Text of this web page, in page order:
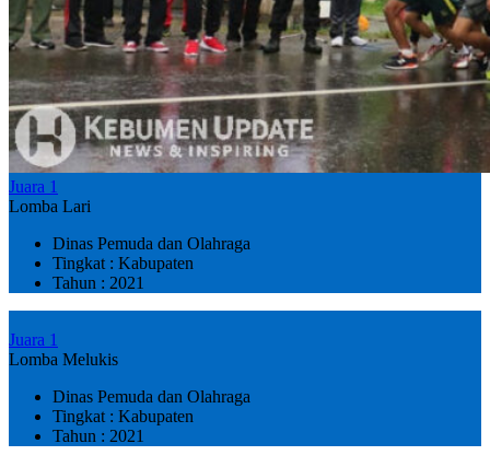
Juara 1
Lomba Lari
Dinas Pemuda dan Olahraga
Tingkat : Kabupaten
Tahun : 2021
Juara 1
Lomba Melukis
Dinas Pemuda dan Olahraga
Tingkat : Kabupaten
Tahun : 2021